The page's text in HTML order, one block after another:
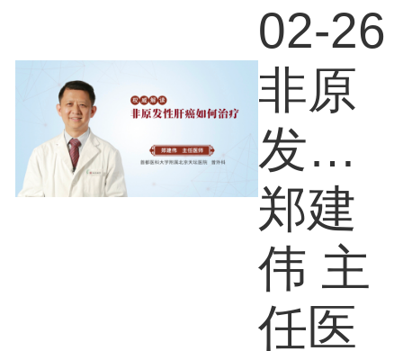
02-26
非原
发性
肝癌
如何
治疗
郑建
伟 主
任医